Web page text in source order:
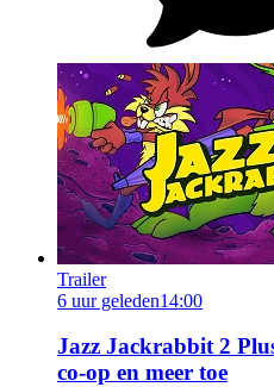
Trailer
6 uur geleden14:00
Jazz Jackrabbit 2
co-op en meer toe